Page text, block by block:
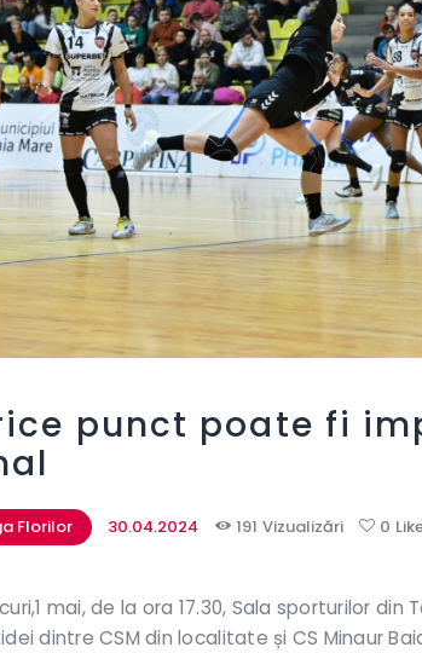
punct poate fi
Florilor 30.04.2024 191 Vizualizări 0
mai, de la ora 17.30, Sala sporturilor din
dintre CSM din localitate și CS Minaur